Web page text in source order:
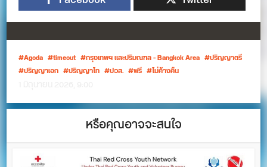
Agoda timeout กรุงเทพฯ และปริมณฑล - Bangkok Area
ปริญญาตรี
ปริญญาเอก
ปริญญาโท ปวส. ฟรี ไม่ค้างคืน
หรือคุณอาจจะสนใจ